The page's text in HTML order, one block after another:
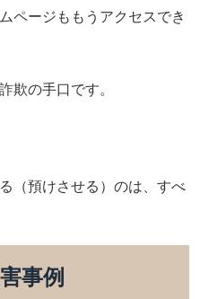
ページももうアクセスでき
欺の手口です。
（預けさせる）のは、すべ
事例